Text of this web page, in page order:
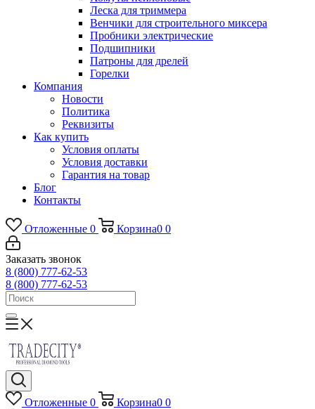
Леска для триммера
Венчики для строительного миксера
Пробники электрические
Подшипники
Патроны для дрелей
Горелки
Компания
Новости
Политика
Реквизиты
Как купить
Условия оплаты
Условия доставки
Гарантия на товар
Блог
Контакты
Отложенные 0 Корзина0 0
Заказать звонок
8 (800) 777-62-53
8 (800) 777-62-53
Отложенные 0 Корзина0 0